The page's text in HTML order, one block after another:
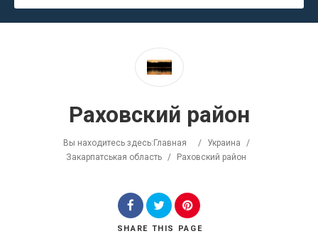
Раховский район
Вы находитесь здесь: Главная / Украина
/
Закарпатськая область / Раховский район
SHARE THIS PAGE